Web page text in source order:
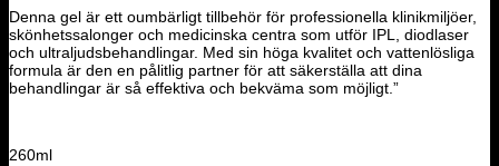
Denna gel är ett oumbärligt tillbehör för professionella klinikmiljöer,
skönhetssalonger och medicinska centra som utför IPL, diodlaser
och ultraljudsbehandlingar. Med sin höga kvalitet och vattenlösliga
formula är den en pålitlig partner för att säkerställa att dina
behandlingar är så effektiva och bekväma som möjligt.”
260ml